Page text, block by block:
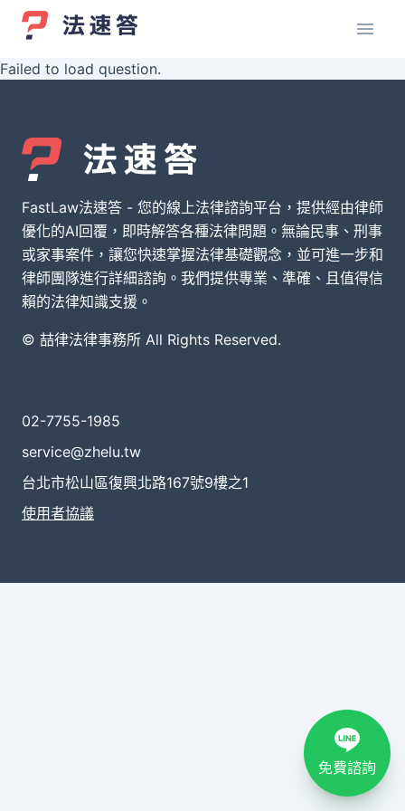
Failed to load question.
FastLaw法速答 - 您的線上法律諮詢平台，提供經由律師
優化的AI回覆，即時解答各種法律問題。無論民事、刑事
或家事案件，讓您快速掌握法律基礎觀念，並可進一步和
律師團隊進行詳細諮詢。我們提供專業、準確、且值得信
賴的法律知識支援。
© 喆律法律事務所 All Rights Reserved.
02-7755-1985
service@zhelu.tw
台北市松山區復興北路167號9樓之1
使用者協議
免費諮詢